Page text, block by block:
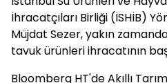
İhracatçıları Birliği (İSHİB)
Müjdat Sezer, yakın
tavuk ürünleri ihracatının
Bloomberg HT'de Akıllı